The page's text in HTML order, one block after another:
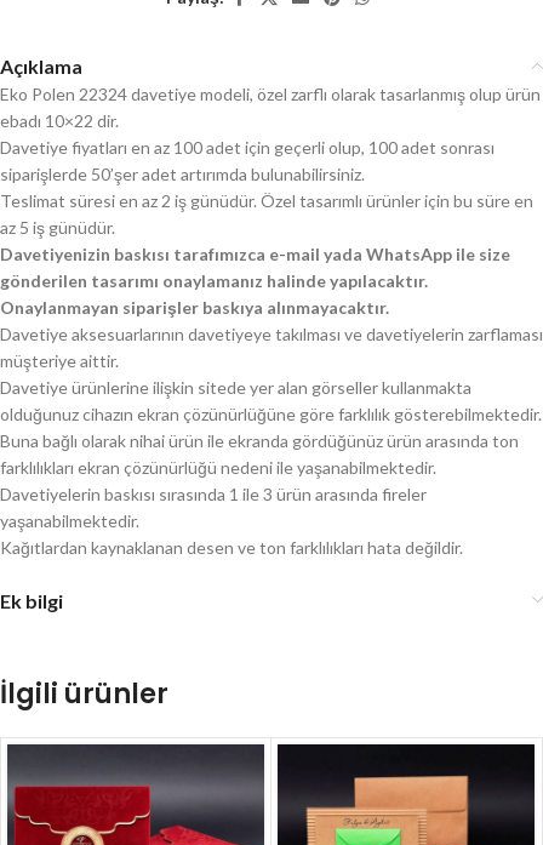
Açıklama
Eko Polen 22324 davetiye modeli, özel zarflı olarak tasarlanmış olup ürün
ebadı 10×22 dir.
Davetiye fiyatları en az 100 adet için geçerli olup, 100 adet sonrası
siparişlerde 50’şer adet artırımda bulunabilirsiniz.
Teslimat süresi en az 2 iş günüdür. Özel tasarımlı ürünler için bu süre en
az 5 iş günüdür.
Davetiyenizin baskısı tarafımızca e-mail yada WhatsApp ile size
gönderilen tasarımı onaylamanız halinde yapılacaktır.
Onaylanmayan siparişler baskıya alınmayacaktır.
Davetiye aksesuarlarının davetiyeye takılması ve davetiyelerin zarflaması
müşteriye aittir.
Davetiye ürünlerine ilişkin sitede yer alan görseller kullanmakta
olduğunuz cihazın ekran çözünürlüğüne göre farklılık gösterebilmektedir.
Buna bağlı olarak nihai ürün ile ekranda gördüğünüz ürün arasında ton
farklılıkları ekran çözünürlüğü nedeni ile yaşanabilmektedir.
Davetiyelerin baskısı sırasında 1 ile 3 ürün arasında fireler
yaşanabilmektedir.
Kağıtlardan kaynaklanan desen ve ton farklılıkları hata değildir.
Ek bilgi
İlgili ürünler